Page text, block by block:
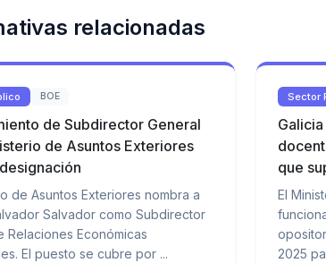
relacionadas
BOE
de Subdirector General
de Asuntos Exteriores
de Asuntos Exteriores nombra a
Salvador como Subdirector
Relaciones Económicas
El puesto se cubre por ...
Sector
que
El
2025